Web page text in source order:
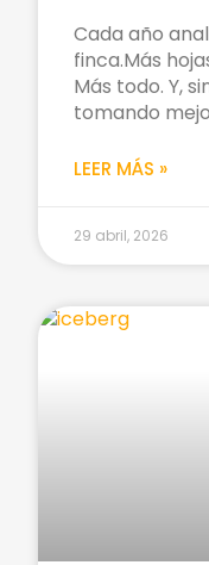
Cada año
finca.Más
Más todo. Y,
tomando
LEER MÁS »
29 abril, 2026